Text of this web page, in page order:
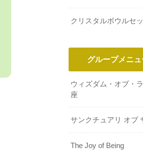
クリスタルボウルセ
グループメニ
ウィズダム・オブ・
座
サンクチュアリ オブ
The Joy of Being